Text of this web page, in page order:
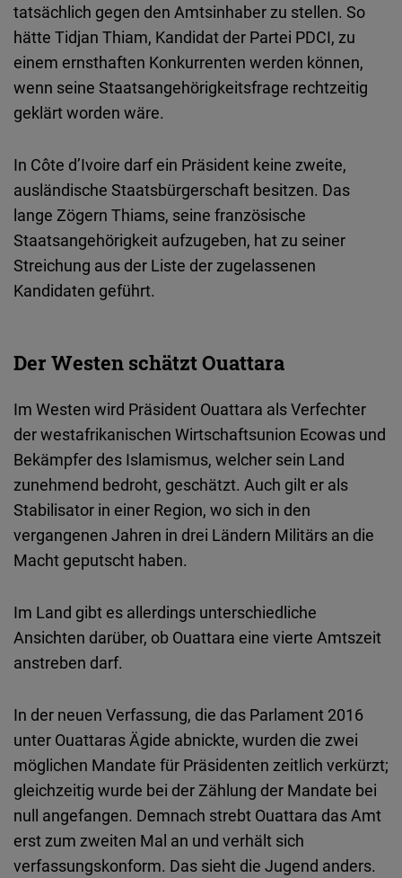
tatsächlich gegen den Amtsinhaber zu stellen. So
hätte Tidjan Thiam, Kandidat der Partei PDCI, zu
einem ernsthaften Konkurrenten werden können,
wenn seine Staatsangehörigkeitsfrage rechtzeitig
geklärt worden wäre.
In Côte d’Ivoire darf ein Präsident keine zweite,
ausländische Staatsbürgerschaft besitzen. Das
lange Zögern Thiams, seine französische
Staatsangehörigkeit aufzugeben, hat zu seiner
Streichung aus der Liste der zugelassenen
Kandidaten geführt.
Der Westen schätzt Ouattara
Im Westen wird Präsident Ouattara als Verfechter
der westafrikanischen Wirtschaftsunion Ecowas und
Bekämpfer des Islamismus, welcher sein Land
zunehmend bedroht, geschätzt. Auch gilt er als
Stabilisator in einer Region, wo sich in den
vergangenen Jahren in drei Ländern Militärs an die
Macht geputscht haben.
Im Land gibt es allerdings unterschiedliche
Ansichten darüber, ob Ouattara eine vierte Amtszeit
anstreben darf.
In der neuen Verfassung, die das Parlament 2016
unter Ouattaras Ägide abnickte, wurden die zwei
möglichen Mandate für Präsidenten zeitlich verkürzt;
gleichzeitig wurde bei der Zählung der Mandate bei
null angefangen. Demnach strebt Ouattara das Amt
erst zum zweiten Mal an und verhält sich
verfassungskonform. Das sieht die Jugend anders.